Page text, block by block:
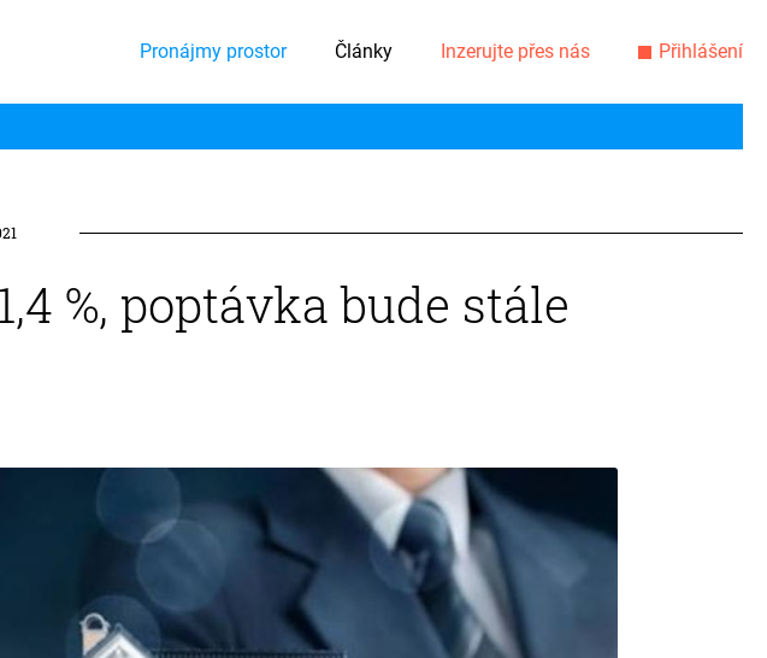
Pronájmy prostor Články Inzerujte přes nás Přihlášení
%, poptávka bude stále